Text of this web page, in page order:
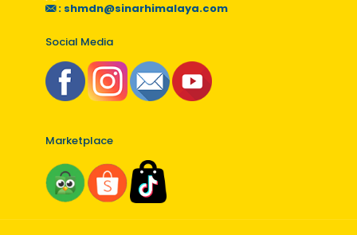
: shmdn@sinarhimalaya.com
Social Media
Marketplace